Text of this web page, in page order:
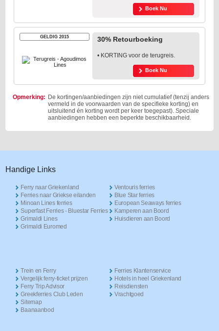
Boek Nu
GELDIG 2015 30% Retourboeking
• KORTING voor de terugreis.
Boek Nu
Opmerking: De kortingen/aanbiedingen zijn niet cumulatief (tenzij anders
vermeld in de voorwaarden van de specifieke korting) en
uitsluitend én korting wordt per keer toegepast). Speciale
aanbiedingen hebben een beperkte beschikbaarheid.
Handige Links
Ferry naar Griekenland
Ferries naar Griekse eilanden
Minoan Lines ferries
Superfast Ferries - Bluestar Ferries
Grimaldi Lines
Grimaldi Euromed
Ventouris ferries
Blue Star ferries
European Seaways ferries
Kamperen aan Boord
Huisdieren aan Boord
Trein en Ferry
Vergelijk ferry-ticket prijzen
Ferry Trip Advisor
Greekferries Club Leden
Sitemap
Baanaanbod
Ferries Klantenservice
Hotels in heel Griekenland
Reisdiensten
Vrachtgoed